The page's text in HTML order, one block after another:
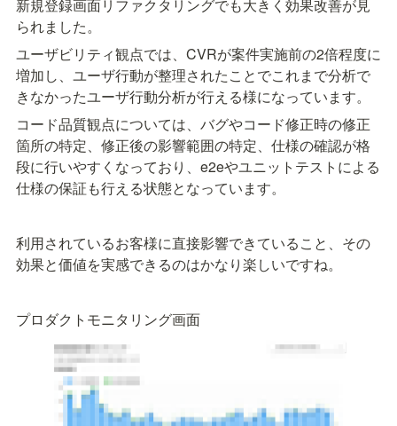
新規登録画面リファクタリングでも大きく効果改善が見
られました。
ユーザビリティ観点では、CVRが案件実施前の2倍程度に
増加し、ユーザ行動が整理されたことでこれまで分析で
きなかったユーザ行動分析が行える様になっています。
コード品質観点については、バグやコード修正時の修正
箇所の特定、修正後の影響範囲の特定、仕様の確認が格
段に行いやすくなっており、e2eやユニットテストによる
仕様の保証も行える状態となっています。
利用されているお客様に直接影響できていること、その
効果と価値を実感できるのはかなり楽しいですね。
プロダクトモニタリング画面